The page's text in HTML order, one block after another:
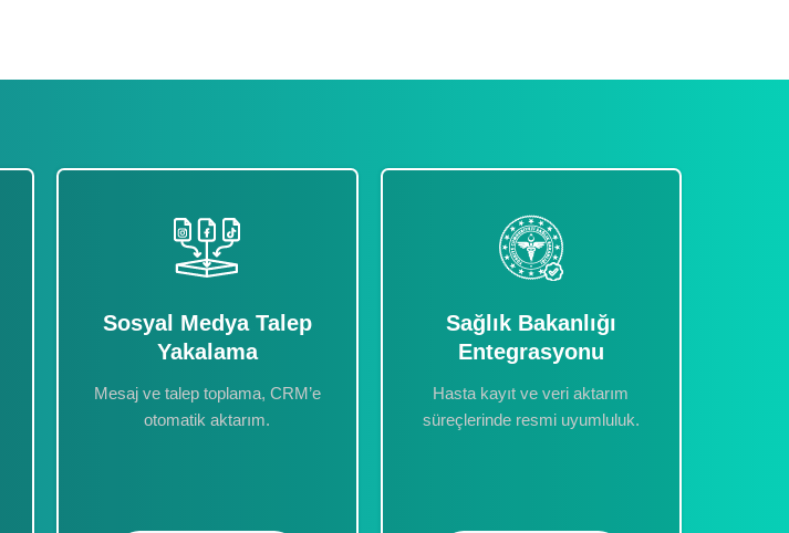
Sosyal Medya Talep
Yakalama
Mesaj ve talep toplama, CRM’e
otomatik aktarım.
Sağlık Bakanlığı
Entegrasyonu
Hasta kayıt ve veri aktarım
süreçlerinde resmi uyumluluk.